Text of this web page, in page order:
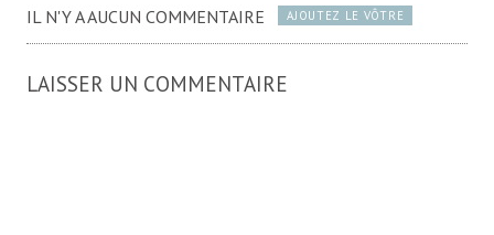
IL N'Y A AUCUN COMMENTAIRE AJOUTEZ LE VÔTRE
LAISSER UN COMMENTAIRE